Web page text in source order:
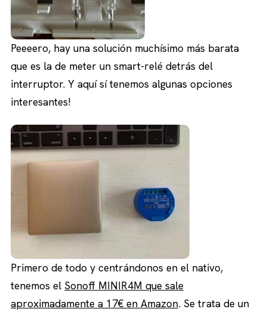
Peeeero, hay una solución muchísimo más barata
que es la de meter un smart-relé detrás del
interruptor. Y aquí sí tenemos algunas opciones
interesantes!
Primero de todo y centrándonos en el nativo,
tenemos el Sonoff MINIR4M que sale
aproximadamente a 17€ en Amazon. Se trata de un